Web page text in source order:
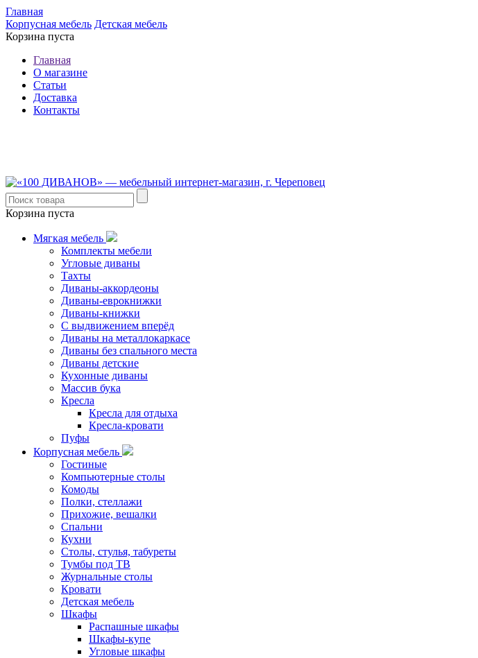
Главная
Корпусная мебель Детская мебель
Корзина пуста
Главная
О магазине
Статьи
Доставка
Контакты
Корзина пуста
Мягкая мебель
Комплекты мебели
Угловые диваны
Тахты
Диваны-аккордеоны
Диваны-еврокнижки
Диваны-книжки
С выдвижением вперёд
Диваны на металлокаркасе
Диваны без спального места
Диваны детские
Кухонные диваны
Массив бука
Кресла
Кресла для отдыха
Кресла-кровати
Пуфы
Корпусная мебель
Гостиные
Компьютерные столы
Комоды
Полки, стеллажи
Прихожие, вешалки
Спальни
Кухни
Столы, стулья, табуреты
Тумбы под ТВ
Журнальные столы
Кровати
Детская мебель
Шкафы
Распашные шкафы
Шкафы-купе
Угловые шкафы